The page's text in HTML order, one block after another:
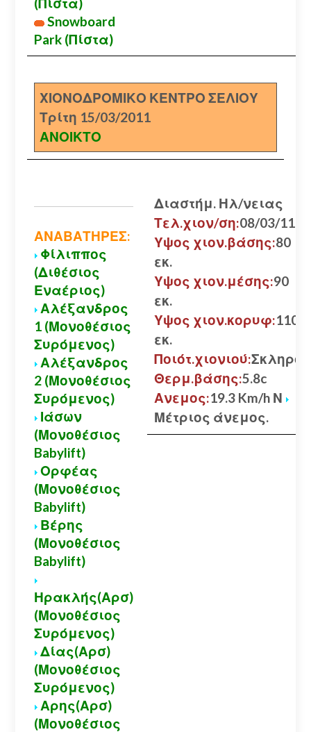
Snowboard
Park (Πίστα)
ΧΙΟΝΟΔΡΟΜΙΚΟ ΚΕΝΤΡΟ ΣΕΛΙΟΥ
Τρίτη 15/03/2011
ΑΝΟΙΚΤΟ
ΑΝΑΒΑΤΗΡΕΣ:
Φίλιππος
(Διθέσιος
Εναέριος)
Αλέξανδρος
1 (Μονοθέσιος
Συρόμενος)
Αλέξανδρος
2 (Μονοθέσιος
Συρόμενος)
Ιάσων
(Μονοθέσιος
Babylift)
Ορφέας
(Μονοθέσιος
Babylift)
Βέρης
(Μονοθέσιος
Babylift)
Ηρακλής(Αρσ)
(Μονοθέσιος
Συρόμενος)
Δίας(Αρσ)
(Μονοθέσιος
Συρόμενος)
Αρης(Αρσ)
(Μονοθέσιος
Διαστήμ. Ηλ/νειας
Τελ.χιον/ση:08/03/11
Υψος χιον.βάσης:80
εκ.
Υψος χιον.μέσης:90
εκ.
Υψος χιον.κορυφ:110
εκ.
Ποιότ.χιονιού:Σκληρό
Θερμ.βάσης:5.8c
Ανεμος:19.3 Km/h Ν
Μέτριος άνεμος.